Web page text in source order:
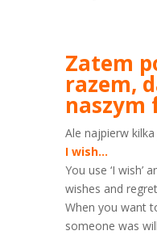
Zatem
razem,
naszym
Ale najpierw kilka
I wish…
You use ‘I wish’
wishes and
When you want
someone was